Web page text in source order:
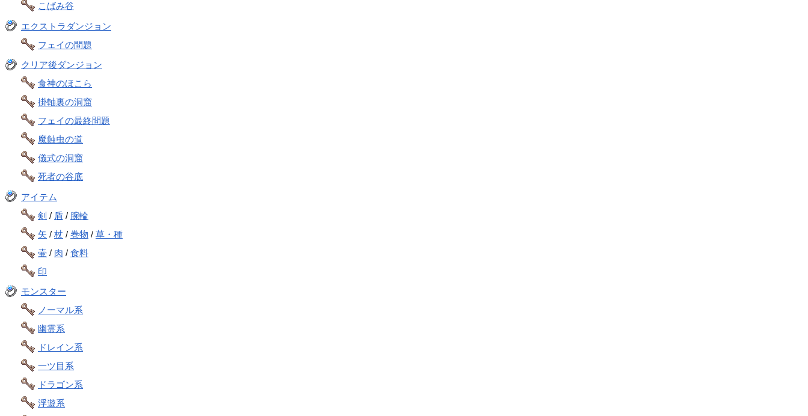
こばみ谷
エクストラダンジョン
フェイの問題
クリア後ダンジョン
食神のほこら
掛軸裏の洞窟
フェイの最終問題
魔蝕虫の道
儀式の洞窟
死者の谷底
アイテム
剣 / 盾 / 腕輪
矢 /杖 /巻物 /草・種
壷 / 肉 /食料
印
モンスター
ノーマル系
幽霊系
ドレイン系
一ツ目系
ドラゴン系
浮遊系